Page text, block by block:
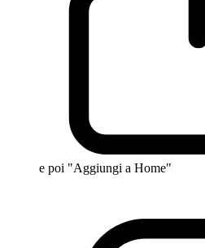
e poi "Aggiungi a Home"